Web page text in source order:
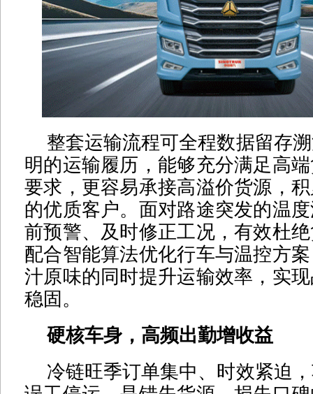
整套运输流程可全程数据留存
明的运输履历，能够充分满足高
要求，更容易承接高溢价货源，
的优质客户。面对路途突发的温
前预警、及时修正工况，有效杜
配合智能算法优化行车与温控方
汁原味的同时提升运输效率，实
稳固。
硬核车身，高频出勤增收益
冷链旺季订单集中、时效紧迫